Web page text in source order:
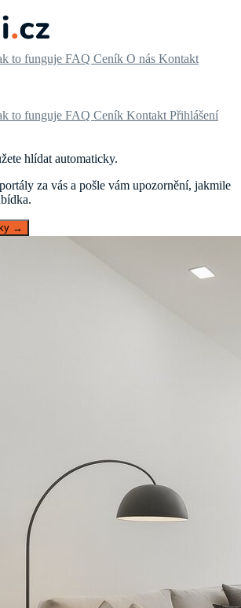
to funguje FAQ Ceník O nás Kontakt
to funguje FAQ Ceník Kontakt Přihlášení
hlídat automaticky.
za vás a pošle vám upozornění, jakmile
→